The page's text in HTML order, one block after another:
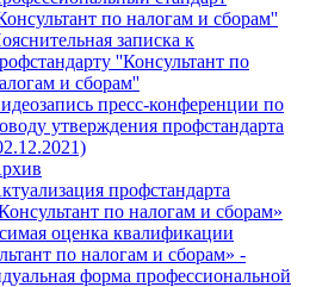
по налогам и сборам''
записка к
''Консультант по
и сборам''
пресс-конференции по
утверждения профстандарта
профстандарта
по налогам и сборам»
оценка квалификации
по налогам и сборам» -
форма профессиональной